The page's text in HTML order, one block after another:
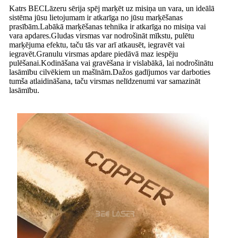
Katrs BECLāzeru sērija spēj marķēt uz misiņa un vara, un ideālā
sistēma jūsu lietojumam ir atkarīga no jūsu marķēšanas
prasībām.Labākā marķēšanas tehnika ir atkarīga no misiņa vai
vara apdares.Gludas virsmas var nodrošināt mīkstu, pulētu
marķējuma efektu, taču tās var arī atkausēt, iegravēt vai
iegravēt.Granulu virsmas apdare piedāvā maz iespēju
pulēšanai.Kodināšana vai gravēšana ir vislabākā, lai nodrošinātu
lasāmību cilvēkiem un mašīnām.Dažos gadījumos var darboties
tumša atlaidināšana, taču virsmas nelīdzenumi var samazināt
lasāmību.